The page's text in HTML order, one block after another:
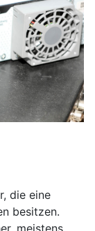
die eine
besitzen.